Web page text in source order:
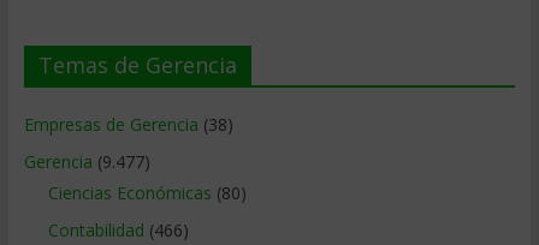
Temas de Gerencia
Empresas de Gerencia (38)
Gerencia (9.477)
Ciencias Económicas (80)
Contabilidad (466)